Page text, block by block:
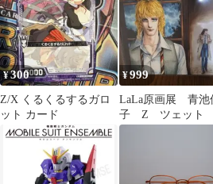
¥300
Z/X くるくるするガロ
ット カード
¥999
LaLa原画展 青池
子 Z ツェット
ストカード